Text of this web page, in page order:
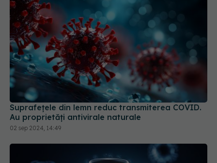
Suprafețele din lemn reduc transmiterea COVID.
Au proprietăți antivirale naturale
02 sep 2024, 14:49